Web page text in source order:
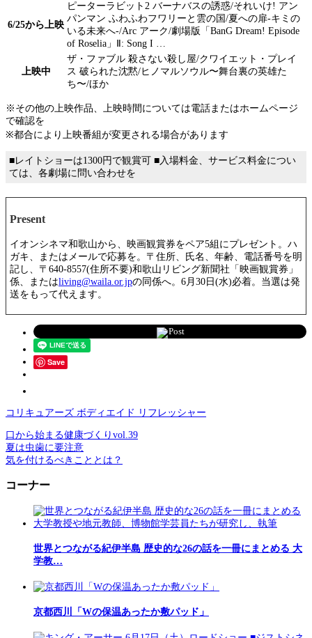
6/25から上映
ピーターラビット2 バーナバスの誘惑/それいけ! アン
パンマン ふわふわフワリーと雲の国/夏への扉‐キミの
いる未来へ‐/Arc アーク/劇場版「BanG Dream! Episode
of Roselia」Ⅱ: Song I …
上映中
ザ・ファブル 殺さない殺し屋/クワイエット・プレイ
ス 破られた沈黙/ヒノマルソウル〜舞台裏の英雄た
ち〜/ほか
※その他の上映作品、上映時間については電話またはホームページ
で確認を
※都合により上映番組が変更される場合があります
■レイトショーは1300円で観賞可 ■入場料金、サービス料金につい
ては、各劇場に問い合わせを
Present
イオンシネマ和歌山から、映画観賞券をペア5組にプレゼント。ハ
ガキ、またはメールで応募を。〒住所、氏名、年齢、電話番号を明
記し、〒640-8557(住所不要)和歌山リビング新聞社「映画観賞券」
係、またはliving@waila.or.jpの同係へ。6月30日(水)必着。当選は発
送をもって代えます。
Post
Save
コリキュアーズ ボディエイド リフレッシャー
口から始まる健康づくりvol.39
夏は虫歯に要注意
気を付けるべきこととは？
コーナー
世界とつながる紀伊半島 歴史的な26の話を一冊にまとめる 大
学教…
京都西川「Wの保温あったか敷パッド」